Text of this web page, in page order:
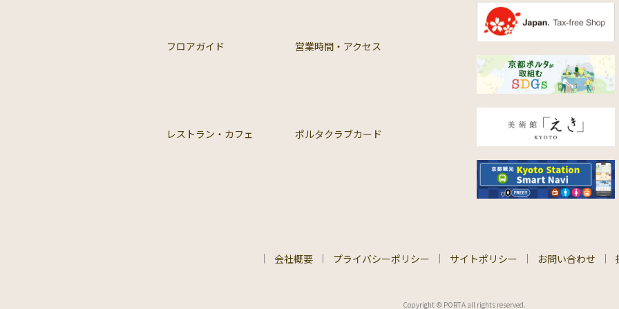
フロアガイド 営業時間・アクセス
レストラン・カフェ ポルタクラブカード
会社概要 プライバシーポリシー サイトポリシー お問い合わせ
Copyright © PORTA all rights reserved.